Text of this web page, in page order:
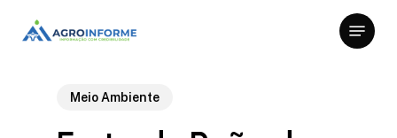
Menu
Meio Ambiente